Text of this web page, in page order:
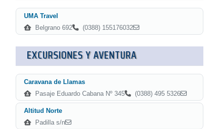
UMA Travel
Belgrano 692
(0388) 155176032
EXCURSIONES Y AVENTURA
Caravana de Llamas
Pasaje Eduardo Cabana Nº 345
(0388) 495 5326
Altitud Norte
Padilla s/n